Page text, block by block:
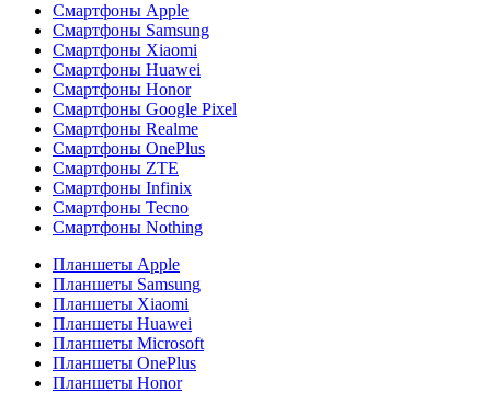
Смартфоны Apple
Смартфоны Samsung
Смартфоны Xiaomi
Смартфоны Huawei
Смартфоны Honor
Смартфоны Google Pixel
Смартфоны Realme
Смартфоны OnePlus
Смартфоны ZTE
Смартфоны Infinix
Смартфоны Tecno
Смартфоны Nothing
Планшеты Apple
Планшеты Samsung
Планшеты Xiaomi
Планшеты Huawei
Планшеты Microsoft
Планшеты OnePlus
Планшеты Honor